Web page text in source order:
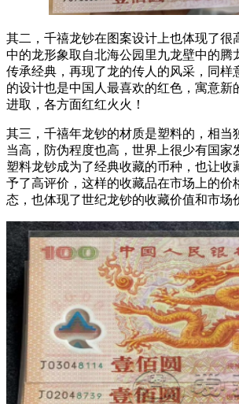
其二，千禧龙钞在图案设计上也体现了很
中的龙形象取自北海公园里九龙壁中的腾
传承经典，再现了龙的传人的风采，同样
的设计也是中国人最喜欢的红色，寓意新
进取，各方面红红火火！
其三，千禧年龙钞的材质是塑料的，相当
当高，防伪程度也高，世界上很少有国家
塑料龙钞成为了经典收藏的币种，也让收
予了高评价，这样的收藏品在市场上的价
态，也体现了世纪龙钞的收藏价值和市场